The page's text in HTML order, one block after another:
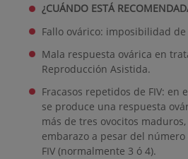
¿CUÁNDO ESTÁ
Fallo ovárico: imposibilidad
Mala respuesta ovárica en
Reproducción Asistida.
Fracasos repetidos de FIV: en
se produce una respuesta
más de tres ovocitos
embarazo a pesar del
FIV (normalmente 3 ó 4).